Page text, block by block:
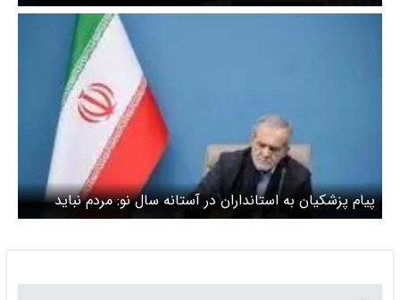
پیام پزشکیان به استانداران در آستانه سال نو: مردم نباید
کمبودی احساس کنند